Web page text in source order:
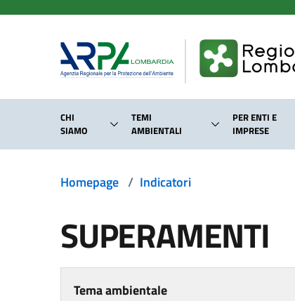
CHI
SIAMO
TEMI
AMBIENTALI
PER ENTI E
IMPRESE
Homepage / Indicatori
SUPERAMENTI
Tema ambientale